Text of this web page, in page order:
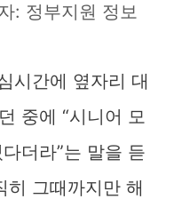
: 정부지원 정보
시간에 옆자리 대
중에 “시니어 모
더라”는 말을 듣
히 그때까지만 해